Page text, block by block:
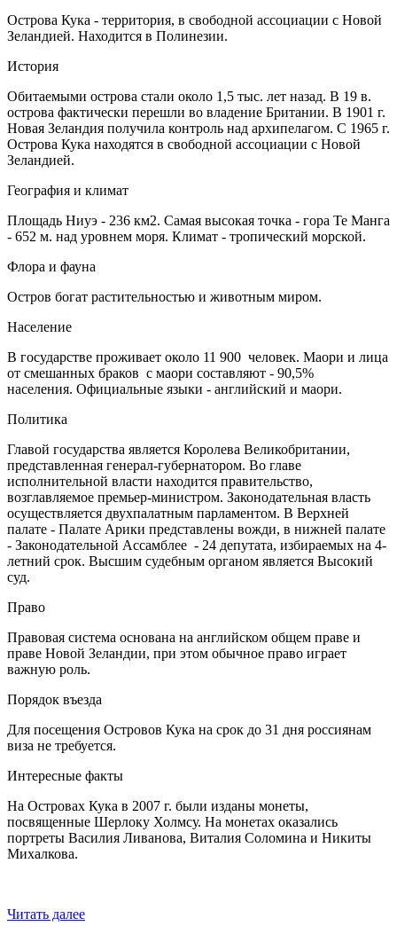
Острова Кука - территория, в свободной ассоциации с Новой
Зеландией. Находится в Полинезии.
История
Обитаемыми острова стали около 1,5 тыс. лет назад. В 19 в.
острова фактически перешли во владение Британии. В 1901 г.
Новая Зеландия получила контроль над архипелагом. С 1965 г.
Острова Кука находятся в свободной ассоциации с Новой
Зеландией.
География и климат
Площадь Ниуэ - 236 км2. Самая высокая точка - гора Те Манга
- 652 м. над уровнем моря. Климат - тропический морской.
Флора и фауна
Остров богат растительностью и животным миром.
Население
В государстве проживает около 11 900 человек. Маори и лица
от смешанных браков с маори составляют - 90,5%
населения. Официальные языки - английский и маори.
Политика
Главой государства является Королева Великобритании,
представленная генерал-губернатором. Во главе
исполнительной власти находится правительство,
возглавляемое премьер-министром. Законодательная власть
осуществляется двухпалатным парламентом. В Верхней
палате - Палате Арики представлены вожди, в нижней палате
- Законодательной Ассамблее - 24 депутата, избираемых на 4-
летний срок. Высшим судебным органом является Высокий
суд.
Право
Правовая система основана на английском общем праве и
праве Новой Зеландии, при этом обычное право играет
важную роль.
Порядок въезда
Для посещения Островов Кука на срок до 31 дня россиянам
виза не требуется.
Интересные факты
На Островах Кука в 2007 г. были изданы монеты,
посвященные Шерлоку Холмсу. На монетах оказались
портреты Василия Ливанова, Виталия Соломина и Никиты
Михалкова.
Читать далее